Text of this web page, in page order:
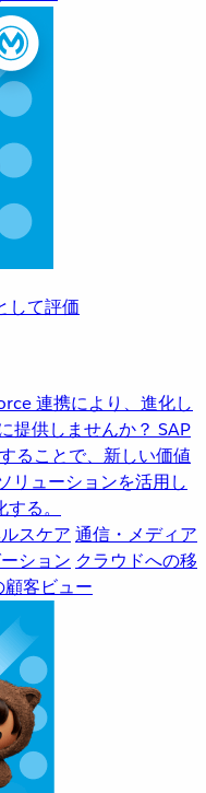
して評価
連携により、進化し
提供しませんか？ SAP
ることで、新しい価値
リューションを活用し
る。
スケア 通信・メディア
ション クラウドへの移
顧客ビュー